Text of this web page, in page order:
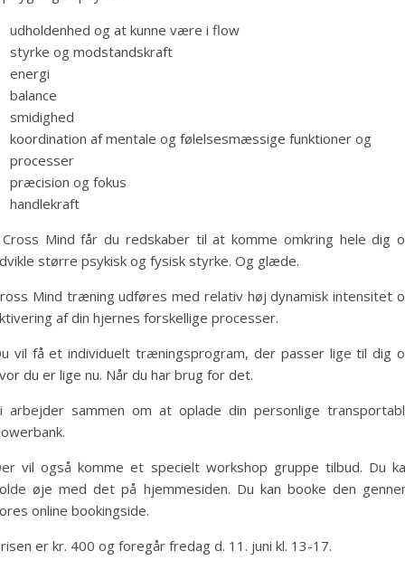
udholdenhed og at kunne være i flow
styrke og modstandskraft
energi
balance
smidighed
koordination af mentale og følelsesmæssige funktioner og
processer
præcision og fokus
handlekraft
Mind får du redskaber til at komme omkring hele dig
større psykisk og fysisk styrke. Og glæde.
Mind træning udføres med relativ høj dynamisk intensitet
af din hjernes forskellige processer.
vil få et individuelt træningsprogram, der passer lige til dig
du er lige nu. Når du har brug for det.
arbejder sammen om at oplade din personlige
vil også komme et specielt workshop gruppe tilbud. Du
øje med det på hjemmesiden. Du kan booke den
online bookingside.
er kr. 400 og foregår fredag d. 11. juni kl. 13-17.